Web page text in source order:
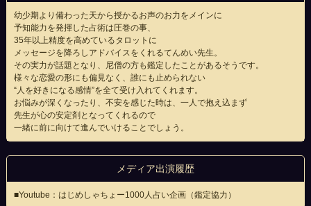
幼少期より備わった天から授かるお声のお力をメインに
予知能力を発揮した占術は圧巻の事、
35年以上精度を高めているタロットに
メッセージを降ろしアドバイスをくれるてんめい先生。
その実力が話題となり、尼僧の方も鑑定したことがあるそうです。
様々な恋愛の形にも偏見なく、誰にも止められない
“人を好きになる感情”を全て受け入れてくれます。
お悩みが深くなったり、不安を感じた時は、一人で抱え込まず
先生が心の安定剤となってくれるので
一緒に前に向けて進んでいけることでしょう。
メディア出演履歴
■Youtube：はじめしゃちょー1000人占い企画（鑑定協力）